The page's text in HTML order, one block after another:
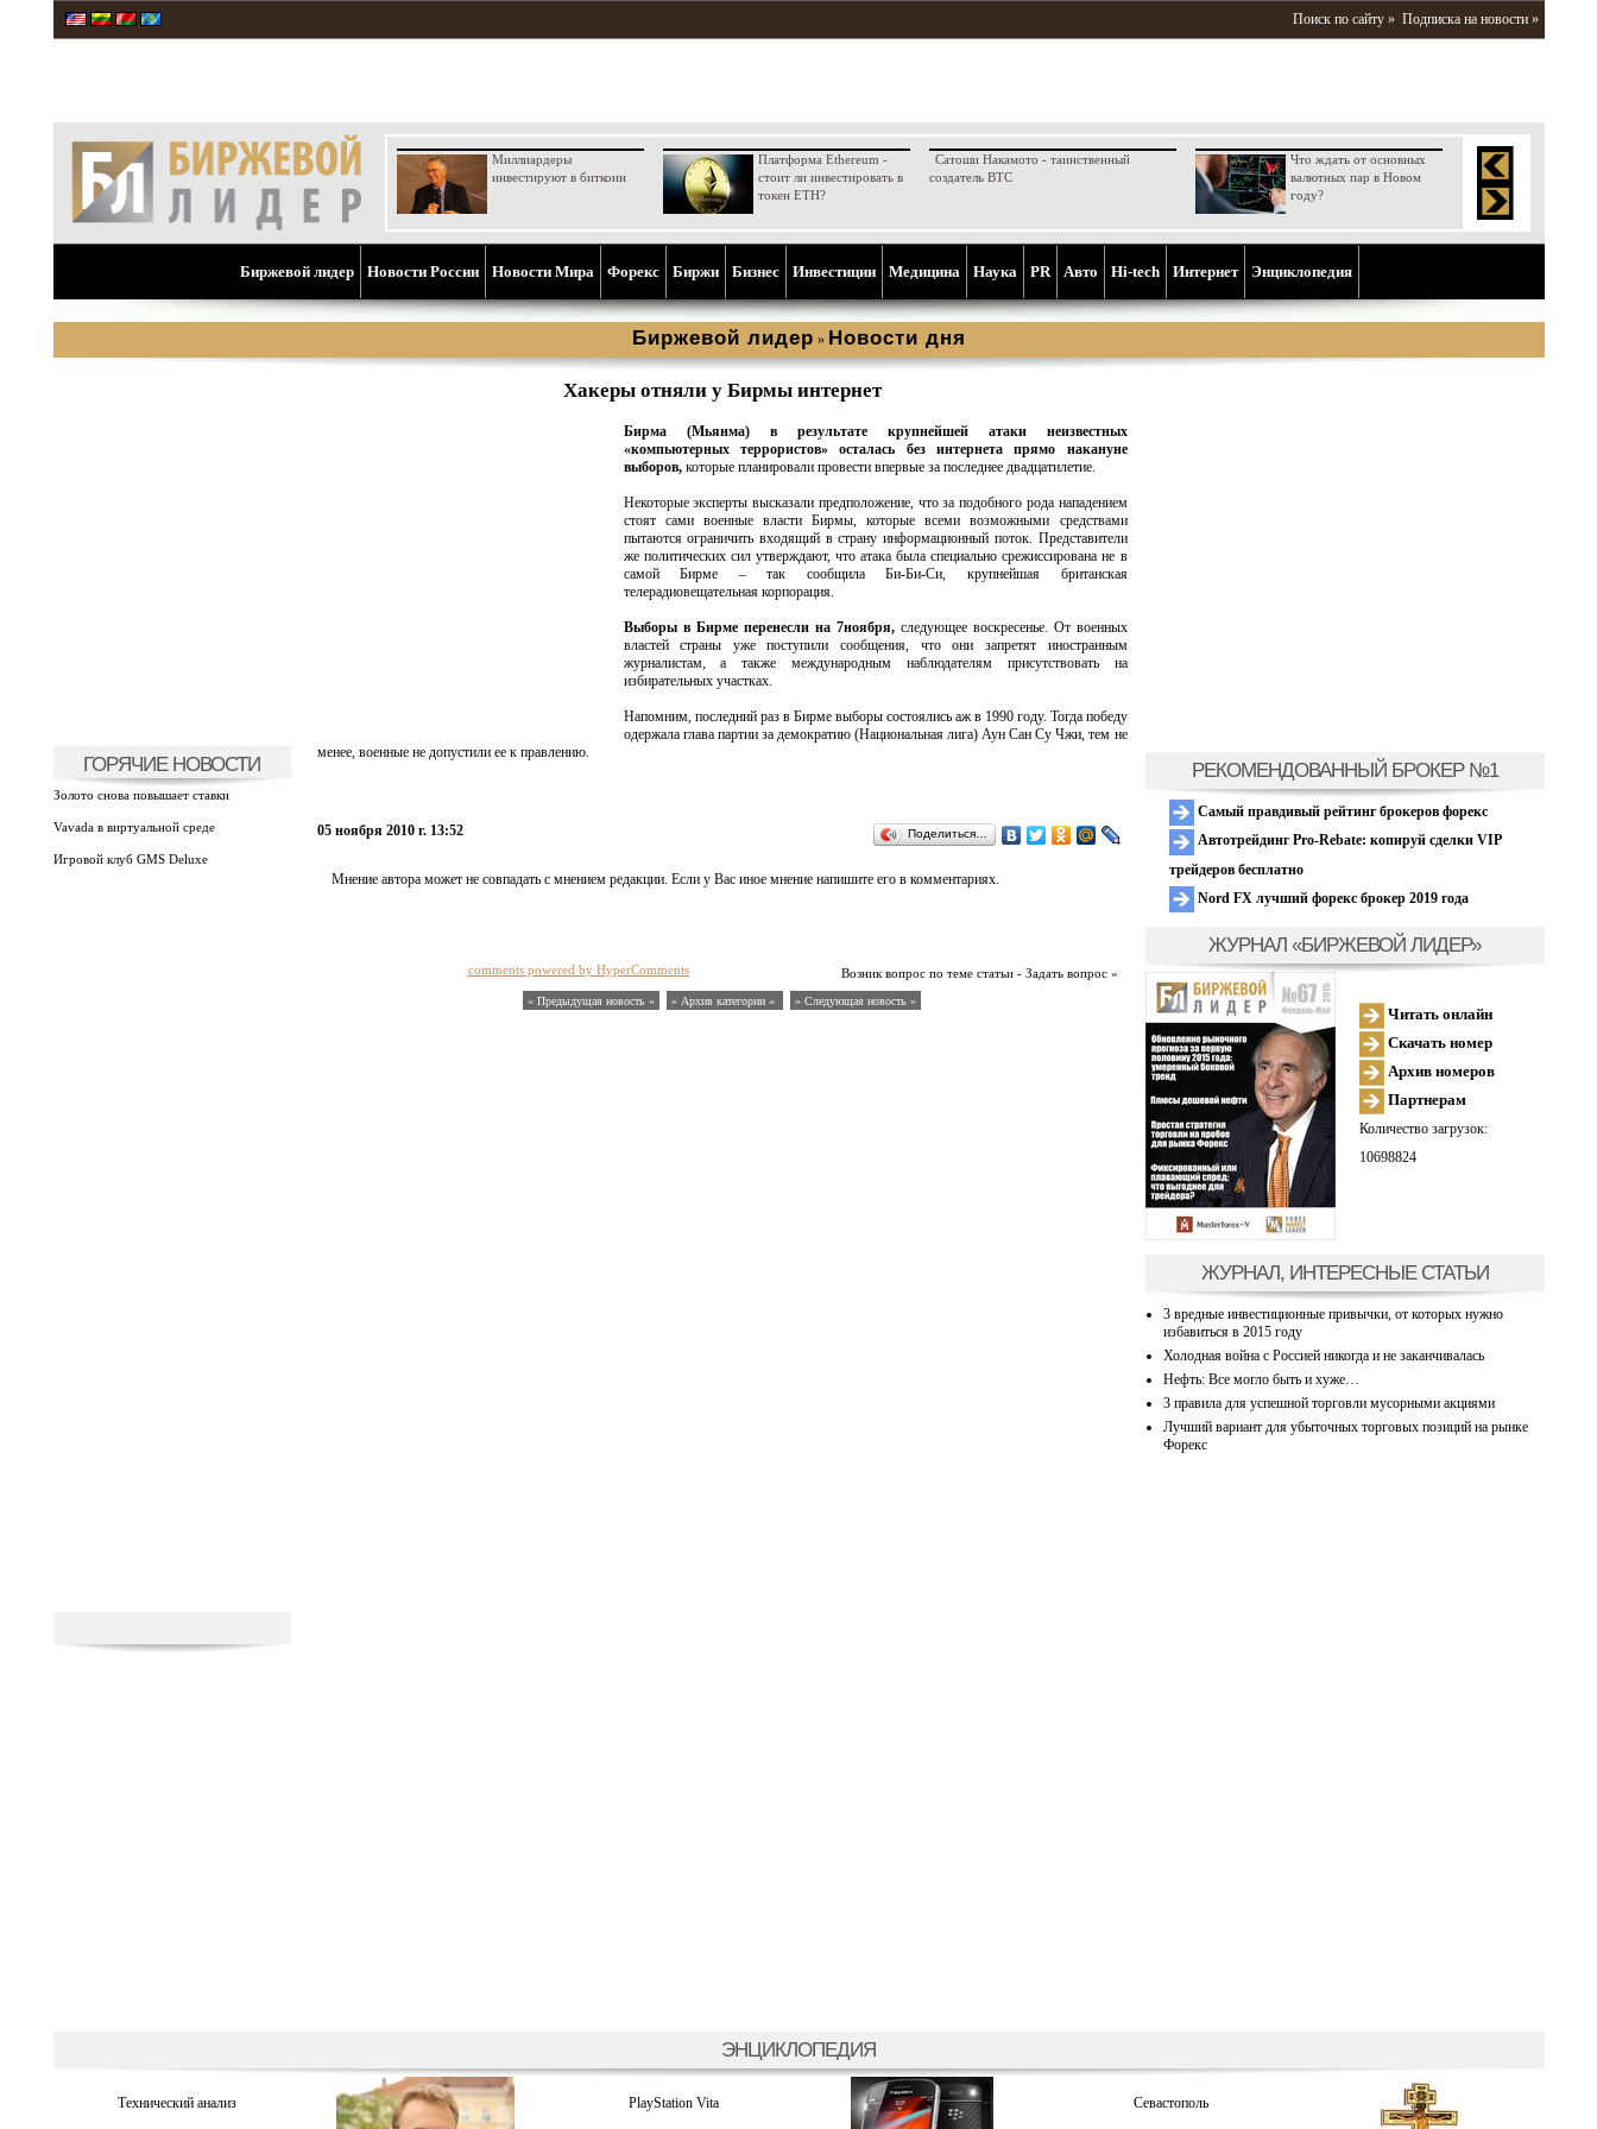
Поиск по сайту » Подписка на новости »
Миллиардеры
инвестируют в биткоин
Платформа Ethereum -
стоит ли инвестировать в
токен ETH?
Сатоши Накамото - таинственный
создатель BTC
Что ждать от основных
валютных пар в Новом
году?
Биржевой лидер Новости России Новости Мира Форекс Биржи Бизнес Инвестиции Медицина Наука PR Aвто Hi-tech Интернет Энциклопедия
Биржевой лидер » Новости дня
ГОРЯЧИЕ НОВОСТИ
Золото снова повышает ставки
Vavada в виртуальной среде
Игровой клуб GMS Deluxe
Хакеры отняли у Бирмы интернет
Бирма (Мьянма) в результате крупнейшей атаки неизвестных
«компьютерных террористов» осталась без интернета прямо накануне
выборов,которые планировали провести впервые за последнее двадцатилетие.
Некоторые эксперты высказали предположение, что за подобного рода нападением
стоят сами военные власти Бирмы, которые всеми возможными средствами
пытаются ограничить входящий в страну информационный поток. Представители
же политических сил утверждают, что атака была специально срежиссирована не в
самой Бирме – так сообщила Би-Би-Си, крупнейшая британская
телерадиовещательная корпорация.
Выборы в Бирме перенесли на 7ноября,следующее воскресенье. От военных
властей страны уже поступили сообщения, что они запретят иностранным
журналистам, а также международным наблюдателям присутствовать на
избирательных участках.
Напомним, последний раз в Бирме выборы состоялись аж в 1990 году. Тогда победу
одержала глава партии за демократию (Национальная лига) Аун Сан Су Чжи, тем не
менее, военные не допустили ее к правлению.
05 ноября 2010 г. 13:52 Поделиться…
Мнение автора может не совпадать с мнением редакции. Если у Вас иное мнение напишите его в комментариях.
Возник вопрос по теме статьи - Задать вопрос »
comments powered by HyperComments
« Предыдущая новость « » Архив категории « » Следующая новость »
РЕКОМЕНДОВАННЫЙ БРОКЕР №1
Самый правдивый рейтинг брокеров форекс
Автотрейдинг Pro-Rebate: копируй сделки VIP
трейдеров бесплатно
Nord FX лучший форекс брокер 2019 года
ЖУРНАЛ «БИРЖЕВОЙ ЛИДЕР»
Читать онлайн
Скачать номер
Архив номеров
Партнерам
Количество загрузок:
10698824
ЖУРНАЛ, ИНТЕРЕСНЫЕ СТАТЬИ
3 вредные инвестиционные привычки, от которых нужно
избавиться в 2015 году
Холодная война с Россией никогда и не заканчивалась
Нефть: Все могло быть и хуже…
3 правила для успешной торговли мусорными акциями
Лучший вариант для убыточных торговых позиций на рынке
Форекс
ЭНЦИКЛОПЕДИЯ
Технический анализ PlayStation Vita Севастополь